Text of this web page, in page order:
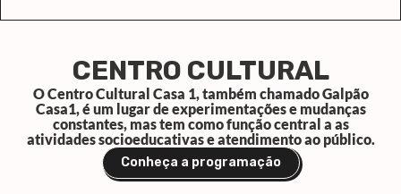
CENTRO CULTURAL
O Centro Cultural Casa 1, também chamado Galpão
Casa1, é um lugar de experimentações e mudanças
constantes, mas tem como função central a as
atividades socioeducativas e atendimento ao público.
Conheça a programação